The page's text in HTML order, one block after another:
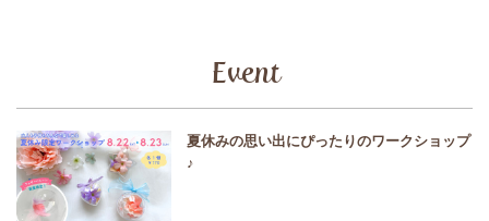
Event
夏休みの思い出にぴったりのワークショップ
♪